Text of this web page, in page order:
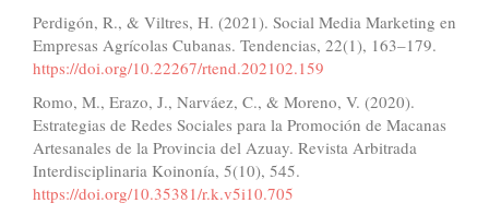
Perdigón, R., & Viltres, H. (2021). Social Media Marketing en
Empresas Agrícolas Cubanas. Tendencias, 22(1), 163–179.
https://doi.org/10.22267/rtend.202102.159
Romo, M., Erazo, J., Narváez, C., & Moreno, V. (2020).
Estrategias de Redes Sociales para la Promoción de Macanas
Artesanales de la Provincia del Azuay. Revista Arbitrada
Interdisciplinaria Koinonía, 5(10), 545.
https://doi.org/10.35381/r.k.v5i10.705